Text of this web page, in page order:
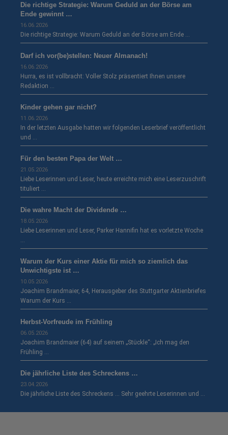
Die richtige Strategie: Warum Geduld an der Börse am
Ende gewinnt …
16.06.2026
Die richtige Strategie: Warum Geduld an der Börse am Ende …
Darf ich vor(be)stellen: Neuer Almanach!
16.06.2026
Hurra, es ist vollbracht: Voller Stolz präsentiert Ihnen unsere
Redaktion …
Kinder gehen gar nicht?
11.06.2026
In der letzten Ausgabe hatten wir folgenden Leserbrief veröffentlicht
und …
Für den besten Papa der Welt …
21.05.2026
Liebe Leserinnen und Leser, heute erreichte mich eine Leserzuschrift
tituliert …
Die wahre Macht der Dividende …
18.05.2026
Liebe Leserinnen und Leser, Parker Hannifin hat es vorletzte Woche
…
Warum der Kurs einer Aktie für mich so ziemlich das
Unwichtigste ist …
10.05.2026
Joachim Brandmaier, 64, Herausgeber des Stuttgarter Aktienbriefes
Warum der Kurs …
Herbst-Vorfreude im Frühling
06.05.2026
Joachim Brandmaier (64) auf seinem „Stückle“: „Ich mag den
Frühling …
Die jährliche Liste des Schreckens …
23.04.2026
Die jährliche Liste des Schreckens … Sehr geehrte Leserinnen und …